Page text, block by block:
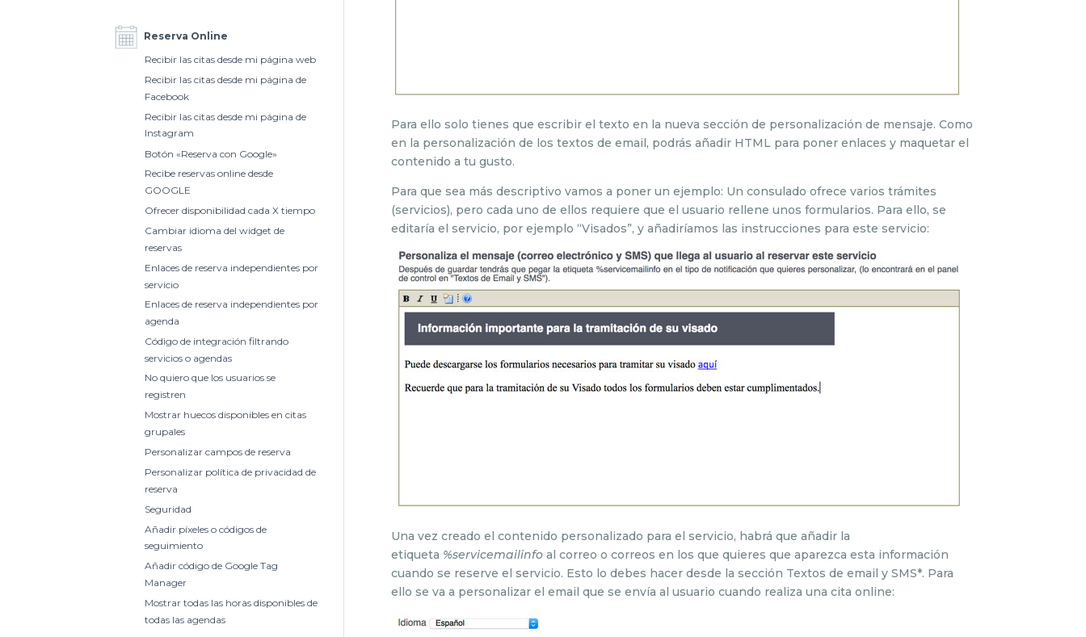
Para ello solo tienes que escribir el texto en la nueva sección de personalización de mensaje. Como
en la personalización de los textos de email, podrás añadir HTML para poner enlaces y maquetar el
contenido a tu gusto.
Para que sea más descriptivo vamos a poner un ejemplo: Un consulado ofrece varios trámites
(servicios), pero cada uno de ellos requiere que el usuario rellene unos formularios. Para ello, se
editaría el servicio, por ejemplo “Visados”, y añadiríamos las instrucciones para este servicio:
Una vez creado el contenido personalizado para el servicio, habrá que añadir la
etiqueta %servicemailinfoal correo o correos en los que quieres que aparezca esta información
cuando se reserve el servicio. Esto lo debes hacer desde la sección Textos de email y SMS*. Para
ello se va a personalizar el email que se envía al usuario cuando realiza una cita online:
Reserva Online
Recibir las citas desde mi página web
Recibir las citas desde mi página de
Facebook
Recibir las citas desde mi página de
Instagram
Botón «Reserva con Google»
Recibe reservas online desde
GOOGLE
Ofrecer disponibilidad cada X tiempo
Cambiar idioma del widget de
reservas
Enlaces de reserva independientes por
servicio
Enlaces de reserva independientes por
agenda
Código de integración filtrando
servicios o agendas
No quiero que los usuarios se
registren
Mostrar huecos disponibles en citas
grupales
Personalizar campos de reserva
Personalizar política de privacidad de
reserva
Seguridad
Añadir píxeles o códigos de
seguimiento
Añadir código de Google Tag
Manager
Mostrar todas las horas disponibles de
todas las agendas